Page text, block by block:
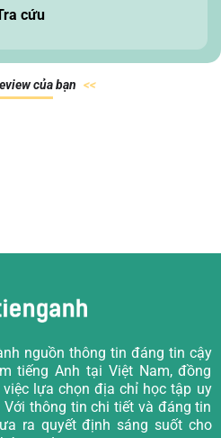
cứu
củabạn
nguồn thông tin đáng tin cậy
tiếng Anh tại Việt Nam, đồng
lựa chọn địa chỉ học tập uy
thông tin chi tiết và đáng tin
ra quyết định sáng suốt cho